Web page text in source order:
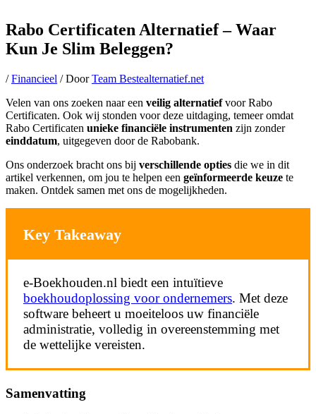
Rabo Certificaten Alternatief – Waar
Kun Je Slim Beleggen?
/Financieel / DoorTeam Bestealternatief.net
Velen van ons zoeken naar een veilig alternatiefvoor Rabo
Certificaten. Ook wij stonden voor deze uitdaging, temeer omdat
Rabo Certificaten unieke financiële instrumenten zijn zonder
einddatum, uitgegeven door de Rabobank.
Ons onderzoek bracht ons bij verschillende opties die we in dit
artikel verkennen, om jou te helpen een geïnformeerde keuze te
maken. Ontdek samen met ons de mogelijkheden.
Key Takeaway
e-Boekhouden.nl biedt een intuïtieve
boekhoudoplossing voor ondernemers. Met deze
software beheert u moeiteloos uw financiële
administratie, volledig in overeenstemming met
de wettelijke vereisten.
Samenvatting